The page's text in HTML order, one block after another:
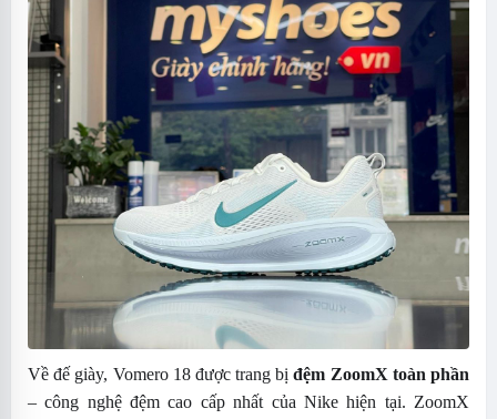
Về đế giày, Vomero 18 được trang bịđệm ZoomX toàn phần
– công nghệ đệm cao cấp nhất của Nike hiện tại. ZoomX